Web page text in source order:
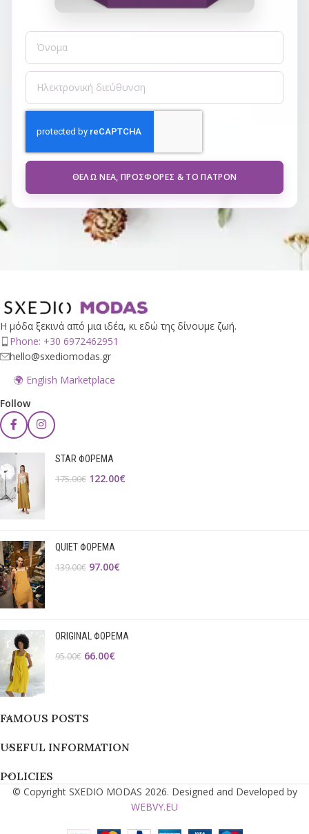
ΘΈΛΩ ΝΈΑ, ΠΡΟΣΦΟΡΈΣ & ΤΟ ΠΑΤΡΌΝ
Η μόδα ξεκινά από μια ιδέα, κι εδώ της δίνουμε ζωή.
Phone: +30 6972462951
hello@sxediomodas.gr
🌍 English Marketplace
Follow
STAR ΦΟΡΕΜΑ
175.00€ 122.00€
QUIET ΦΟΡΕΜΑ
139.00€ 97.00€
ORIGINAL ΦΟΡΕΜΑ
95.00€ 66.00€
FAMOUS POSTS
USEFUL INFORMATION
POLICIES
© Copyright SXEDIO MODAS 2026. Designed and Developed by
WEBVY.EU